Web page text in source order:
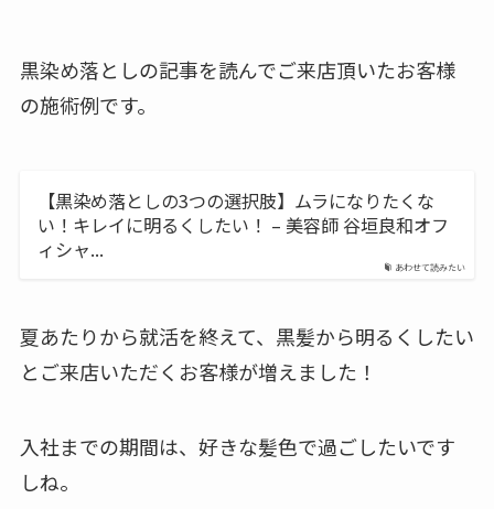
黒染め落としの記事を読んでご来店頂いたお客様
の施術例です。
あわせて読みたい
【黒染め落としの3つの選択肢】ムラになりたくな
い！キレイに明るくしたい！ – 美容師 谷垣良和オフ
ィシャ...
夏あたりから就活を終えて、黒髪から明るくしたい
とご来店いただくお客様が増えました！
入社までの期間は、好きな髪色で過ごしたいです
しね。